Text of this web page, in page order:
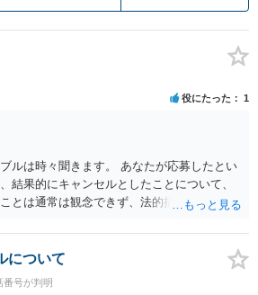
役にたった 1
ルは時々聞きます。 あなたが応募したとい
結果的にキャンセルとしたことについて、
とは通常は観念できず、法的措置を採って
ターへ相談し、連絡を無視してよいかどう
ることをお勧めします。しつこいようであ
告してもらうことも必要になるかもしれま
について
番号が判明